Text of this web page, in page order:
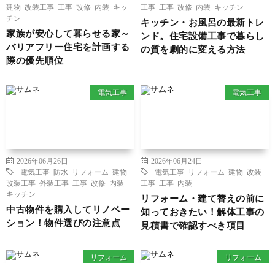
建物 改装工事 工事 改修 内装
キッ
チン
家族が安心して暮らせる家～
バリアフリー住宅を計画する
際の優先順位
工事 工事 改修 内装 キッチン
キッチン・お風呂の最新トレ
ンド。住宅設備工事で暮らし
の質を劇的に変える方法
電気工事
2026年06月26日
電気工事
防水 リフォーム
建物
改装工事 外装工事 工事 改修
内装
キッチン
中古物件を購入してリノベー
ション！物件選びの注意点
電気工事
2026年06月24日
電気工事
リフォーム 建物 改装
工事 工事 内装
リフォーム・建て替えの前に
知っておきたい！解体工事の
見積書で確認すべき項目
リフォーム リフォーム